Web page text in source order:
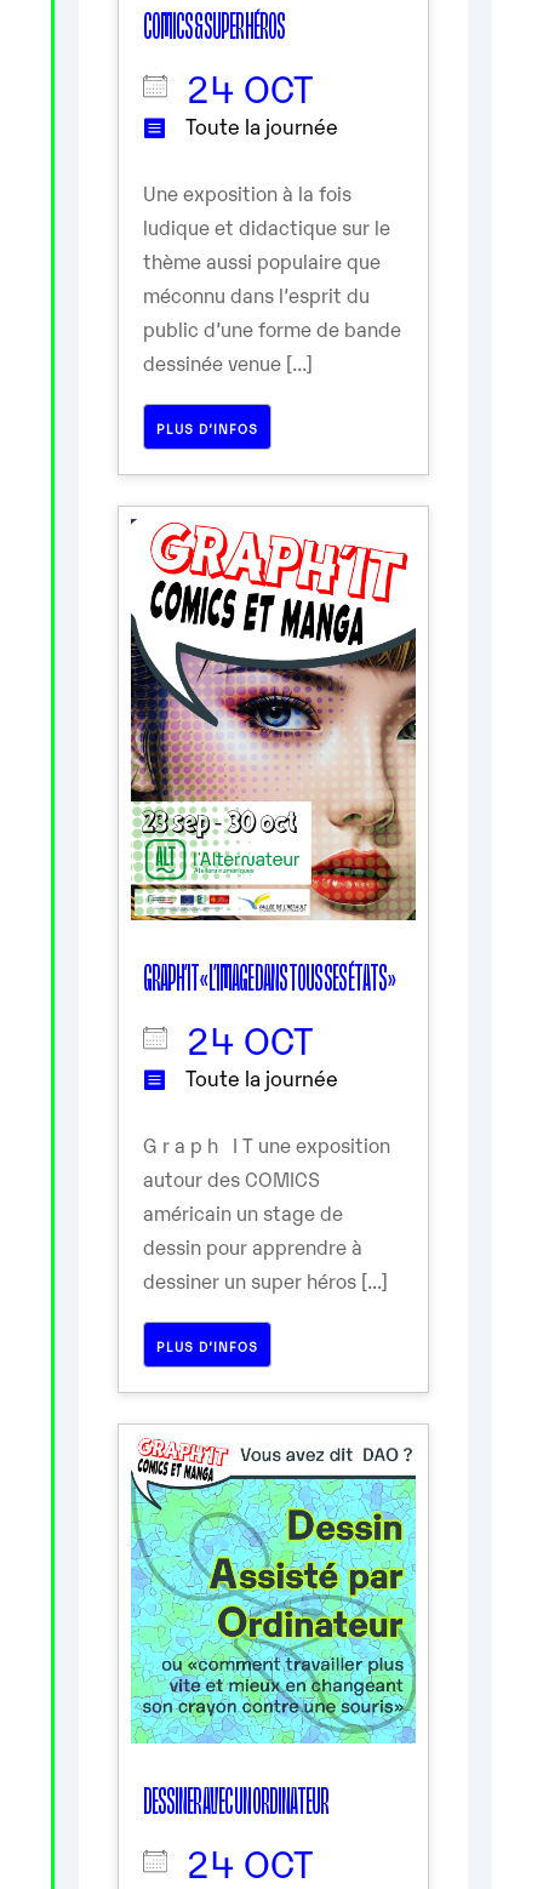
COMICS & SUPER HÉROS
24 OCT
Toute la journée
Une exposition à la fois
ludique et didactique sur le
thème aussi populaire que
méconnu dans l’esprit du
public d’une forme de bande
dessinée venue [...]
PLUS D’INFOS
GRAPH’IT « L’IMAGE DANS TOUS SES ÉTATS »
24 OCT
Toute la journée
G r a p h I T une exposition
autour des COMICS
américain un stage de
dessin pour apprendre à
dessiner un super héros [...]
PLUS D’INFOS
DESSINER AVEC UN ORDINATEUR
24 OCT